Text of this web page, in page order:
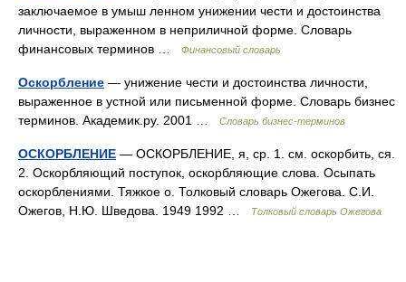
заключаемое в умыш ленном унижении чести и достоинства
личности, выраженном в неприличной форме. Словарь
финансовых терминов …
Финансовый словарь
Оскорбление — унижение чести и достоинства личности,
выраженное в устной или письменной форме. Словарь бизнес
терминов. Академик.ру. 2001 …
Словарь бизнес-терминов
ОСКОРБЛЕНИЕ — ОСКОРБЛЕНИЕ, я, ср. 1. см. оскорбить, ся.
2. Оскорбляющий поступок, оскорбляющие слова. Осыпать
оскорблениями. Тяжкое о. Толковый словарь Ожегова. С.И.
Ожегов, Н.Ю. Шведова. 1949 1992 …
Толковый словарь Ожегова